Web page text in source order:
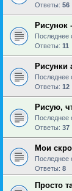
Ответы: 56
Рисунок
Последнее
Ответы: 11
Рисунки
Последнее
Ответы: 12
Рисую,
Последнее
Ответы: 37
Мои
Последнее
Ответы: 8
Просто